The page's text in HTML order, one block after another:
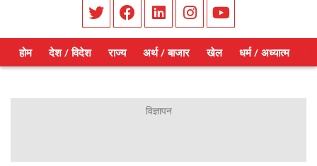
होम देश / विदेश राज्य अर्थ / बाजार खेल धर्म / अध्यात्म